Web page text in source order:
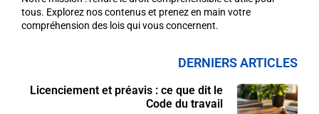
tous. Explorez nos contenus et prenez en main votre
compréhension des lois qui vous concernent.
DERNIERS ARTICLES
Licenciement et préavis : ce que dit le
Code du travail